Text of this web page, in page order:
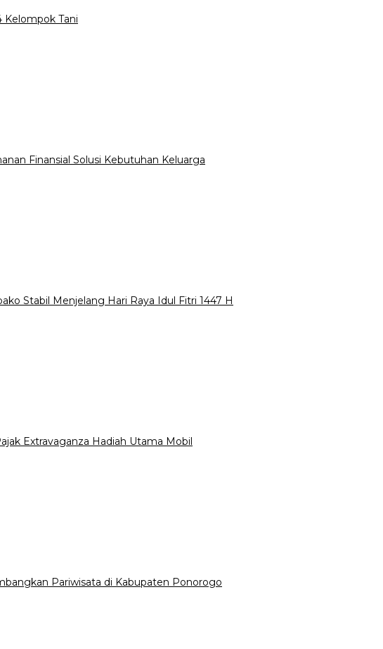
Kelompok Tani
Finansial Solusi Kebutuhan Keluarga
Stabil Menjelang Hari Raya Idul Fitri 1447 H
Extravaganza Hadiah Utama Mobil
Pariwisata di Kabupaten Ponorogo